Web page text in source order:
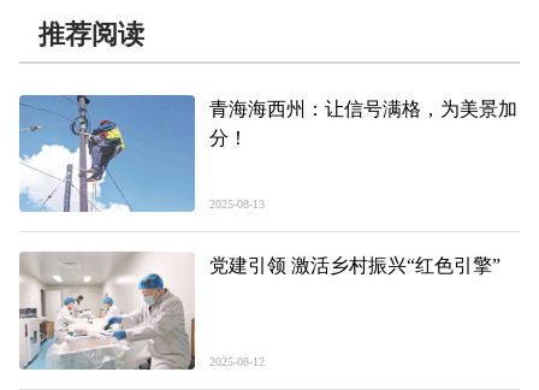
推荐阅读
青海海西州：让信号满格，为美景加
分！
2025-08-13
党建引领 激活乡村振兴“红色引擎”
2025-08-12